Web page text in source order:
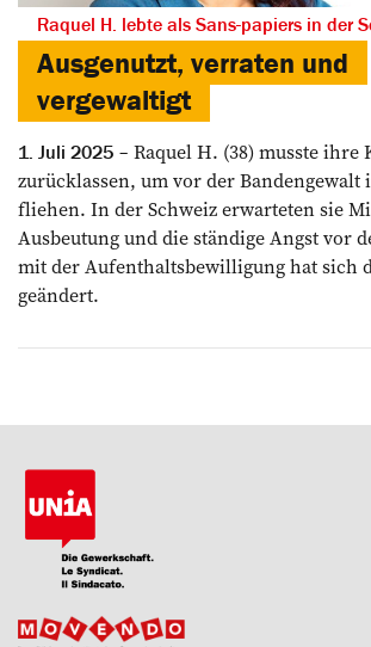
Raquel H. lebte als ­Sans-papiers in der
Ausgenutzt, verraten und
vergewaltigt
1. Juli 2025
Raquel H. (38) musste ihre
zurücklassen, um vor der Bandengewalt
fliehen. In der Schweiz erwarteten sie
Ausbeutung und die ständige Angst vor
mit der Aufenthaltsbewilligung hat sich
geändert.